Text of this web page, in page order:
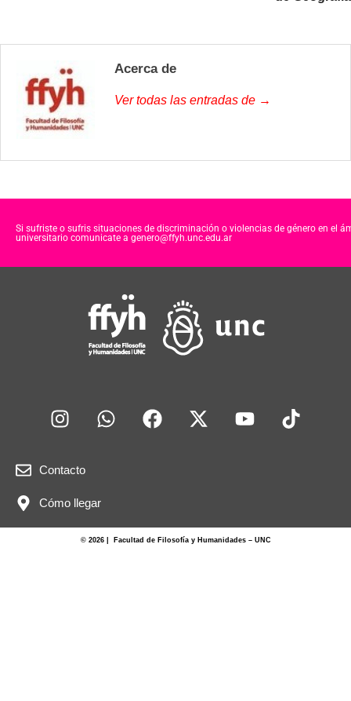
Acerca de
Ver todas las entradas de →
Si sufriste o sufris situaciones de discriminación o violencias de género en el
universitario comunicate a genero@ffyh.unc.edu.ar
Contacto
Cómo llegar
© 2026 | Facultad de Filosofía y Humanidades – UNC